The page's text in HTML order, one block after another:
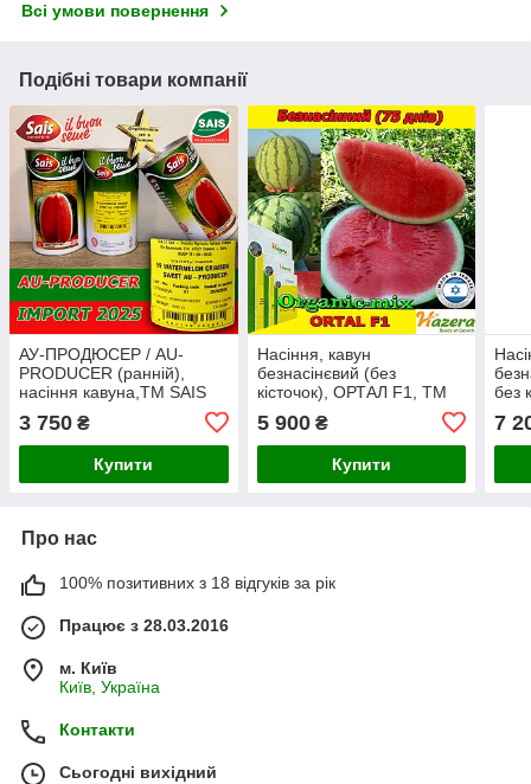
Всі умови повернення
Подібні товари компанії
АУ-ПРОДЮСЕР / AU-
PRODUCER (ранній),
насіння кавуна,ТМ SAIS
(Італія), банка 500 грам,
Імпорт 2026
3 750 ₴
Купити
Насіння, кавун
безнасінєвий (без
кісточок), ОРТАЛ F1, ТМ
Нazera (Голландія) проф.
пакет 500 насінин
5 900₴
Купити
без
7
Про нас
100% позитивних з 18 відгуків за рік
Працює з 28.03.2016
м. Київ
Київ, Україна
Контакти
Сьогодні вихідний